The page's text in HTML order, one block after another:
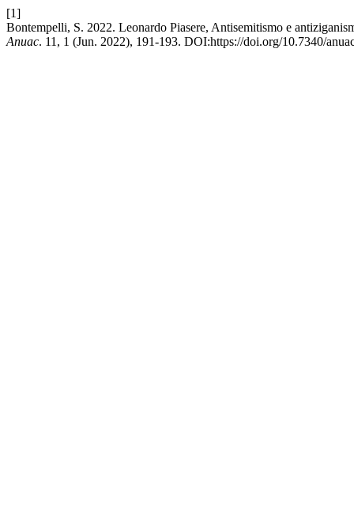
[1]
Bontempelli, S. 2022. Leonardo Piasere, Antisemitismo e
Anuac. 11, 1 (Jun. 2022), 191-193. DOI:https://doi.org/10.7340/